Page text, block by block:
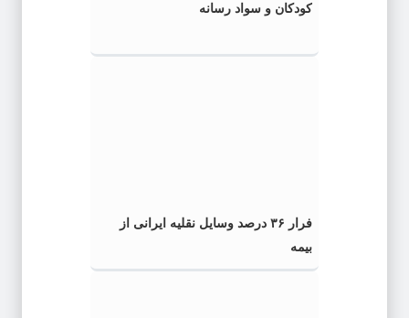
کودکان و سواد رسانه
فرار ۳۶ درصد وسایل نقلیه ایرانی از
بیمه